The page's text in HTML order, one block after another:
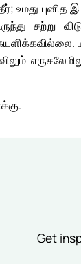
உமது புனித
சற்று
Get